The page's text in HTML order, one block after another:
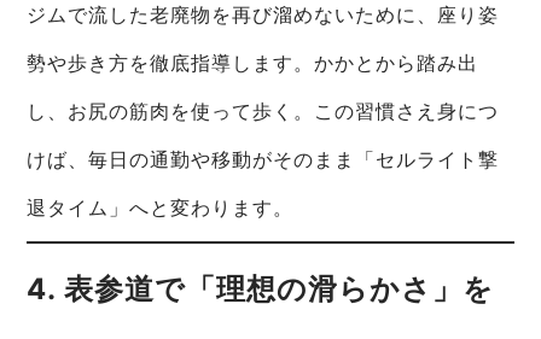
ジムで流した老廃物を再び溜めないために、座り姿
勢や歩き方を徹底指導します。かかとから踏み出
し、お尻の筋肉を使って歩く。この習慣さえ身につ
けば、毎日の通勤や移動がそのまま「セルライト撃
退タイム」へと変わります。
4. 表参道で「理想の滑らかさ」を